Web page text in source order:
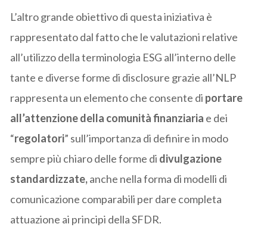
L’altro grande obiettivo di questa iniziativa è
rappresentato dal fatto che le valutazioni relative
all’utilizzo della terminologia ESG all’interno delle
tante e diverse forme di disclosure grazie all’NLP
rappresenta un elemento che consente di portare
all’attenzione della comunità finanziaria e dei
“regolatori” sull’importanza di definire in modo
sempre più chiaro delle forme di divulgazione
standardizzate,anche nella forma di modelli di
comunicazione comparabili per dare completa
attuazione ai principi della SFDR.